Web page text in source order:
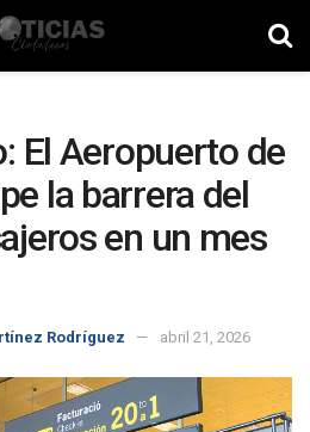
El Aeropuerto de
la barrera del
en un mes
Rodríguez abril 21, 2026